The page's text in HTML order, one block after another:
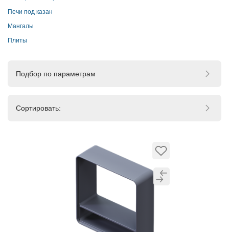
отправка транспортными компаниями.
Печи под казан
Мангалы
Плиты
Подбор по параметрам
Сортировать: